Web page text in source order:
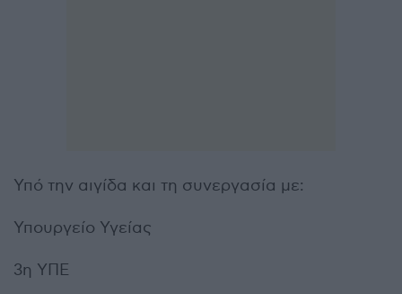
Υπό την αιγίδα και τη συνεργασία με:
Υπουργείο Υγείας
3η ΥΠΕ